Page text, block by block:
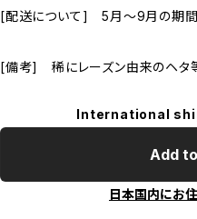
[配送について] 5月～9月の期間
[備考] 稀にレーズン由来のヘタ
International
Add
日本国内にお